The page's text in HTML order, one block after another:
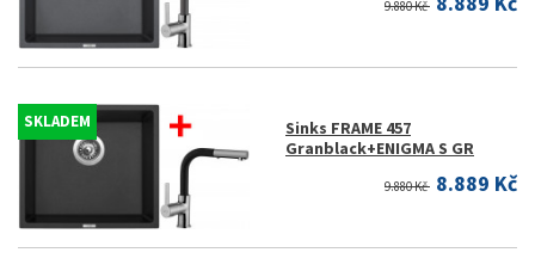
9.880 Kč
SKLADEM
Sinks FRAME 457
Granblack+ENIGMA S GR
9.880 Kč 8.889 Kč